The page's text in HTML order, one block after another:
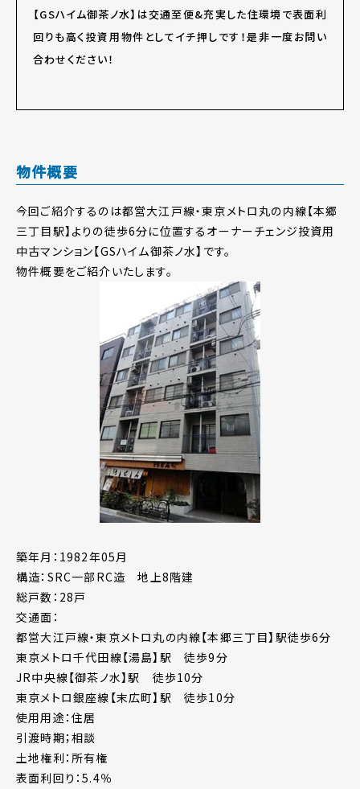
【GSハイム御茶ノ水】は交通至便&充実した住環境で表面利
回りも高く投資用物件としてイチ押しです！是非一度お問い
合わせください！
物件概要
今回ご紹介するのは都営大江戸線・東京メトロ丸の内線【本郷
三丁目駅】よりの徒歩6分に位置するオーナーチェンジ投資用
中古マンション【GSハイム御茶ノ水】です。
物件概要をご紹介いたします。
築年月：1982年05月
構造：SRC一部RC造 地上8階建
総戸数：28戸
交通面：
都営大江戸線・東京メトロ丸の内線【本郷三丁目】駅徒歩6分
東京メトロ千代田線【湯島】駅 徒歩9分
JR中央線【御茶ノ水】駅 徒歩10分
東京メトロ銀座線【末広町】駅 徒歩10分
使用用途：住居
引渡時期；相談
土地権利：所有権
表面利回り：5.4％